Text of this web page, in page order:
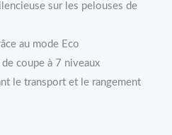
sur les pelouses de
au mode Eco
de coupe à 7 niveaux
le transport et le rangement